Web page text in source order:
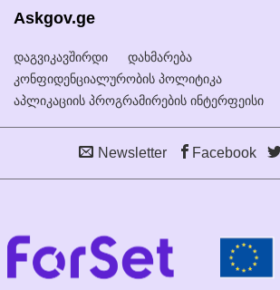
Askgov.ge
დაგვიკავშირდი
დახმარება
კონფიდენციალურობის პოლიტიკა
აპლიკაციის პროგრამირების ინტერფეისი
Newsletter Facebook